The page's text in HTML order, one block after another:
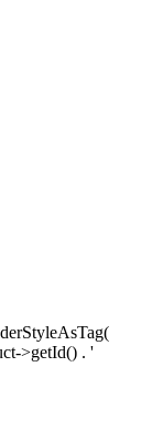
>getId() . '